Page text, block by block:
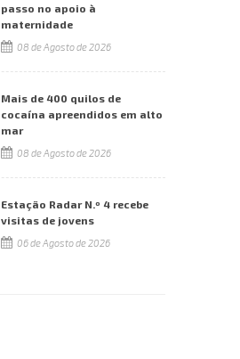
passo no apoio à
maternidade
08 de Agosto de 2026
Mais de 400 quilos de
cocaína apreendidos em alto
mar
08 de Agosto de 2026
Estação Radar N.º 4 recebe
visitas de jovens
06 de Agosto de 2026